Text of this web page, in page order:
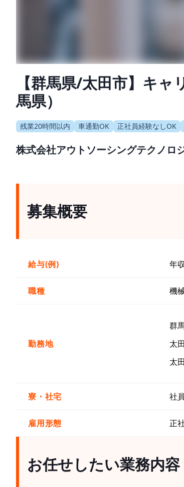
【群馬県/太田市】キ
馬県）
残業20時間以内 車通勤OK 正社員経験なしOK
株式会社アウトソーシングテクノロ
募集概要
給与(例) 年
職種 機
勤務地
群
太
太
寮・社宅 社
雇用形態 正
お任せしたい業務内容